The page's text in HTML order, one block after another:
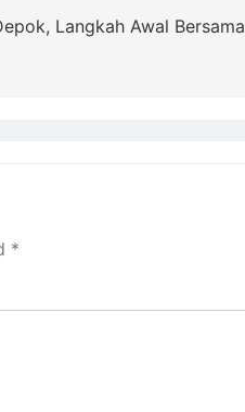
Langkah Awal Bersama
*